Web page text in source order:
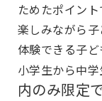
ためたポイン
楽しみながら
体験できる子ど
小学生から中
内のみ限定